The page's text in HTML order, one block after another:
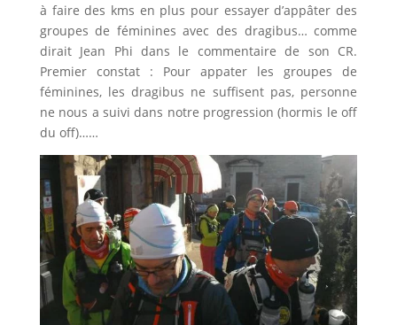
à faire des kms en plus pour essayer d’appâter des
groupes de féminines avec des dragibus… comme
dirait Jean Phi dans le commentaire de son CR.
Premier constat : Pour appater les groupes de
féminines, les dragibus ne suffisent pas, personne
ne nous a suivi dans notre progression (hormis le off
du off)……